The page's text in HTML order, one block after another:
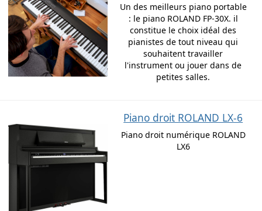
Un des meilleurs piano portable
: le piano ROLAND FP-30X. il
constitue le choix idéal des
pianistes de tout niveau qui
souhaitent travailler
l'instrument ou jouer dans de
petites salles.
Piano droit ROLAND LX-6
Piano droit numérique ROLAND
LX6